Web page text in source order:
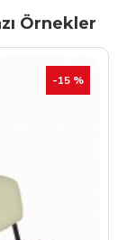
Örnekler
TÜKENIYOR